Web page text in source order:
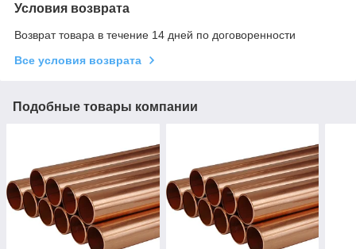
Условия возврата
Возврат товара в течение 14 дней по договоренности
Все условия возврата
Подобные товары компании